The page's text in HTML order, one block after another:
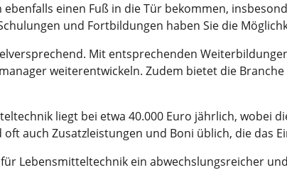
einen Fuß in die Tür bekommen,
und Fortbildungen haben Sie die
Mit entsprechenden
weiterentwickeln. Zudem bietet die
liegt bei etwa 40.000 Euro jährlich, wobei
auch Zusatzleistungen und Boni üblich, die das
Lebensmitteltechnik ein abwechslungsreicher